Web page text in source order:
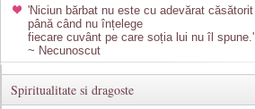
'Niciun bărbat nu este cu adevărat căsătorit
până când nu înțelege
fiecare cuvânt pe care soția lui nu îl spune.'
~ Necunoscut
Spiritualitate si dragoste